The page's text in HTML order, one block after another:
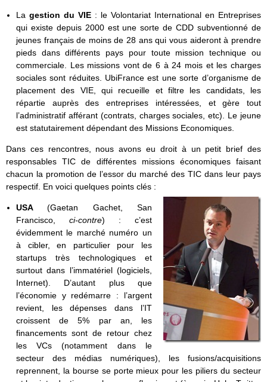
La gestion du VIE: le Volontariat International en Entreprises
qui existe depuis 2000 est une sorte de CDD subventionné de
jeunes français de moins de 28 ans qui vous aideront à prendre
pieds dans différents pays pour toute mission technique ou
commerciale. Les missions vont de 6 à 24 mois et les charges
sociales sont réduites. UbiFrance est une sorte d’organisme de
placement des VIE, qui recueille et filtre les candidats, les
répartie auprès des entreprises intéressées, et gère tout
l’administratif afférant (contrats, charges sociales, etc). Le jeune
est statutairement dépendant des Missions Economiques.
Dans ces rencontres, nous avons eu droit à un petit brief des
responsables TIC de différentes missions économiques faisant
chacun la promotion de l’essor du marché des TIC dans leur pays
respectif. En voici quelques points clés :
USA(Gaetan Gachet, San
Francisco, ci-contre) : c’est
évidemment le marché numéro un
à cibler, en particulier pour les
startups très technologiques et
surtout dans l’immatériel (logiciels,
Internet). D’autant plus que
l’économie y redémarre : l’argent
revient, les dépenses dans l’IT
croissent de 5% par an, les
financements sont de retour chez
les VCs (notamment dans le
secteur des médias numériques), les fusions/acquisitions
reprennent, la bourse se porte mieux pour les piliers du secteur